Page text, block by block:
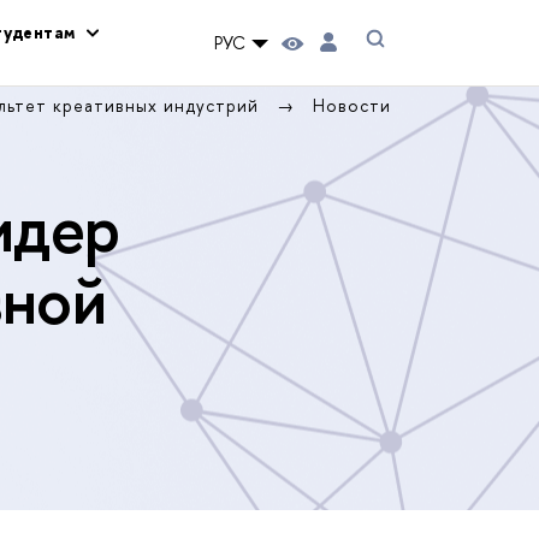
РУС
креативных индустрий Новости